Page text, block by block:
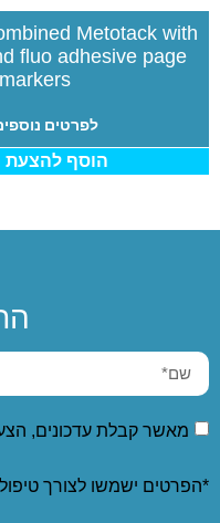
Metotack with
fluo adhesive page
markers
לפרטים
הוסף להצעת
מאשר קבלת עדכונים,
*הפרטים ישמשו לצורך